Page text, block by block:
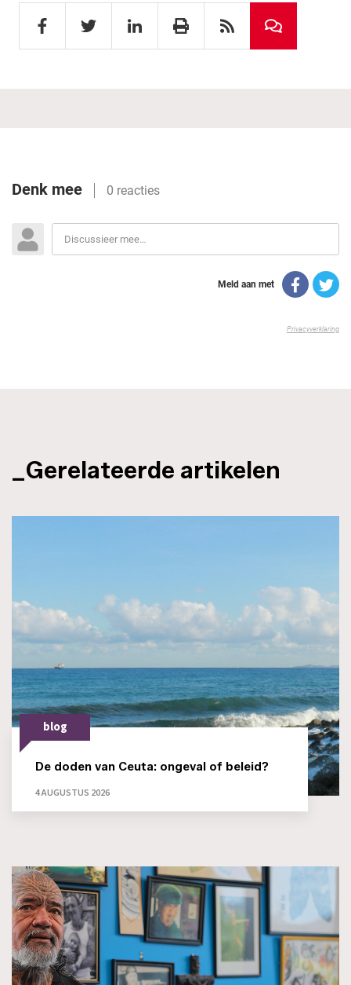
_Gerelateerde artikelen
blog
De doden van Ceuta: ongeval of beleid?
4 AUGUSTUS 2026